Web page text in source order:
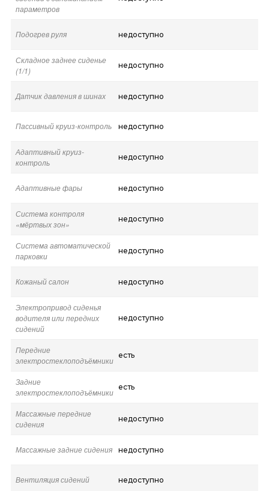
параметров
Подогрев руля недоступно
Складное заднее сиденье
(1/1)
недоступно
Датчик давления в шинах недоступно
Пассивный круиз-контроль недоступно
Адаптивный круиз-
контроль
недоступно
Адаптивные фары недоступно
Система контроля
«мёртвых зон»
недоступно
Система автоматической
парковки
недоступно
Кожаный салон недоступно
Электропривод сиденья
водителя или передних
сидений
недоступно
Передние
электростеклоподъёмники
есть
Задние
электростеклоподъёмники
есть
Массажные передние
сидения
недоступно
Массажные задние сидения недоступно
Вентиляция сидений недоступно